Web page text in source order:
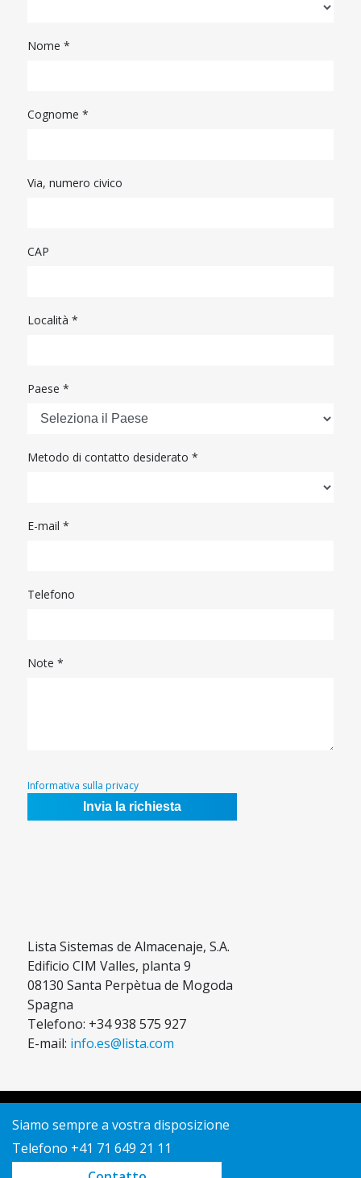
Nome *
Cognome *
Via, numero civico
CAP
Località *
Paese *
Metodo di contatto desiderato *
E-mail *
Telefono
Note *
Informativa sulla privacy
Lista Sistemas de Almacenaje, S.A.
Edificio CIM Valles, planta 9
08130 Santa Perpètua de Mogoda
Spagna
Telefono: +34 938 575 927
E-mail: info.es@lista.com
Siamo sempre a vostra disposizione
Telefono +41 71 649 21 11